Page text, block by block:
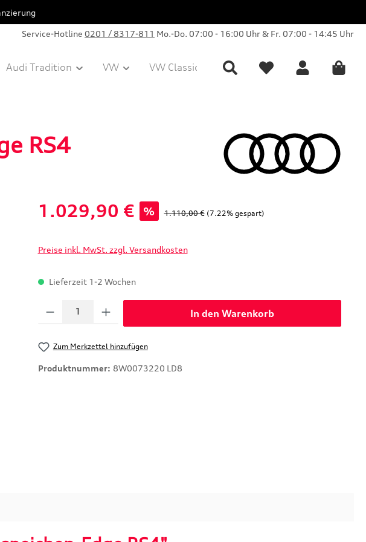
Service-Hotline 0201 / 8317-811 Mo.-Do. 07:00 - 16:00 Uhr & Fr. 07:00 - 14:45 Uhr
Audi Tradition VW VW Classic Parts Sale Collection
RS4
Verkaufspreis:
1.029,90 € % Regulärer Preis:
1.110,00 € (7.22% gespart)
Preise inkl. MwSt. zzgl. Versandkosten
Lieferzeit 1-2 Wochen
Produkt Anzahl: Gib den gewünschten Wert ein oder benutze die Schaltflächen um
In den Warenkorb
Zum Merkzettel hinzufügen
Produktnummer: 8W0073220 LD8